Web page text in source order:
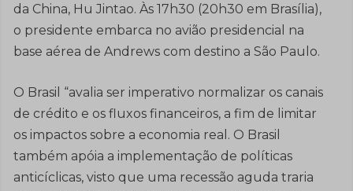
da China, Hu Jintao. Às 17h30 (20h30 em Brasília),
o presidente embarca no avião presidencial na
base aérea de Andrews com destino a São Paulo.
O Brasil “avalia ser imperativo normalizar os canais
de crédito e os fluxos financeiros, a fim de limitar
os impactos sobre a economia real. O Brasil
também apóia a implementação de políticas
anticíclicas, visto que uma recessão aguda traria